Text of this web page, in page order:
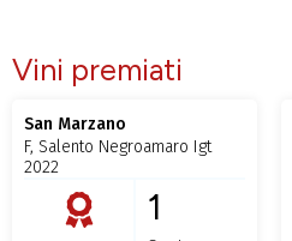
Vini premiati
San Marzano
F, Salento Negroamaro Igt
2022
1